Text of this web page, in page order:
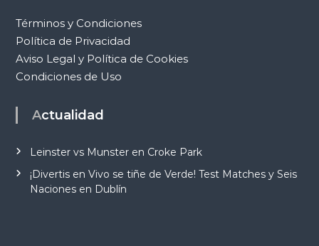
Términos y Condiciones
Política de Privacidad
Aviso Legal y Política de Cookies
Condiciones de Uso
Actualidad
Leinster vs Munster en Croke Park
¡Divertis en Vivo se tiñe de Verde! Test Matches y Seis
Naciones en Dublín